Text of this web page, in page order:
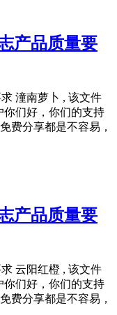
产品质量要
潼南萝卜 , 该文件
你们好，你们的支持
费分享都是不容易，
产品质量要
云阳红橙 , 该文件
你们好，你们的支持
费分享都是不容易，